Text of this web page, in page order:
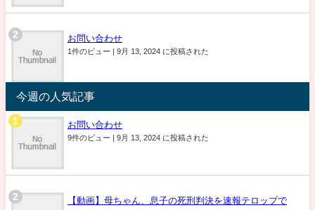
お問い合わせ
1件のビュー | 9月 13, 2024 に投稿された
今週の人気記事
お問い合わせ
9件のビュー | 9月 13, 2024 に投稿された
【動画】母ちゃん、息子の死刑判決を速報テロップで